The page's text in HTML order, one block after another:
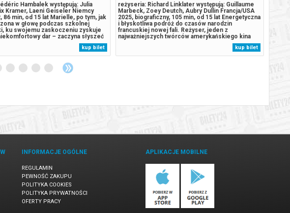
Hambalek występują: Julia
Kramer, Laeni Geiseler Niemcy
86 min, od 15 lat Marielle, po tym, jak
w głowę podczas szkolnej
ku swojemu zaskoczeniu zyskuje
dar – zaczyna słyszeć
swoich rodziców, nawet te,
nie jest obecna. Tobias i Julia mają
ukrywając...
kup bilet
reżyseria: Richard Linklater występują: Guillaume
Marbeck, Zoey Deutch, Aubry Dullin Francja/USA
2025, biograficzny, 105 min, od 15 lat Energetyczna
i błyskotliwa podróż do czasów narodzin
francuskiej nowej fali. Reżyser, jeden z
najważniejszych twórców amerykańskiego kina
niezależnego, składa hołd Godardowi i całemu
pokoleniu artystów, którzy odmienili oblicze
światowego kina. Film o pasji, wolności...
kup bilet
INFORMACJE OGÓLNE
REGULAMIN
PEWNOŚĆ ZAKUPU
POLITYKA COOKIES
POLITYKA PRYWATNOŚCI
OFERTY PRACY
APLIKACJE MOBILNE